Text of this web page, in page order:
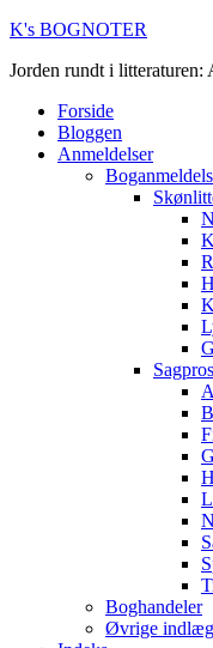
K's BOGNOTER
Jorden rundt i litteraturen:
Forside
Bloggen
Anmeldelser
Boghandeler
Øvrige indlæg